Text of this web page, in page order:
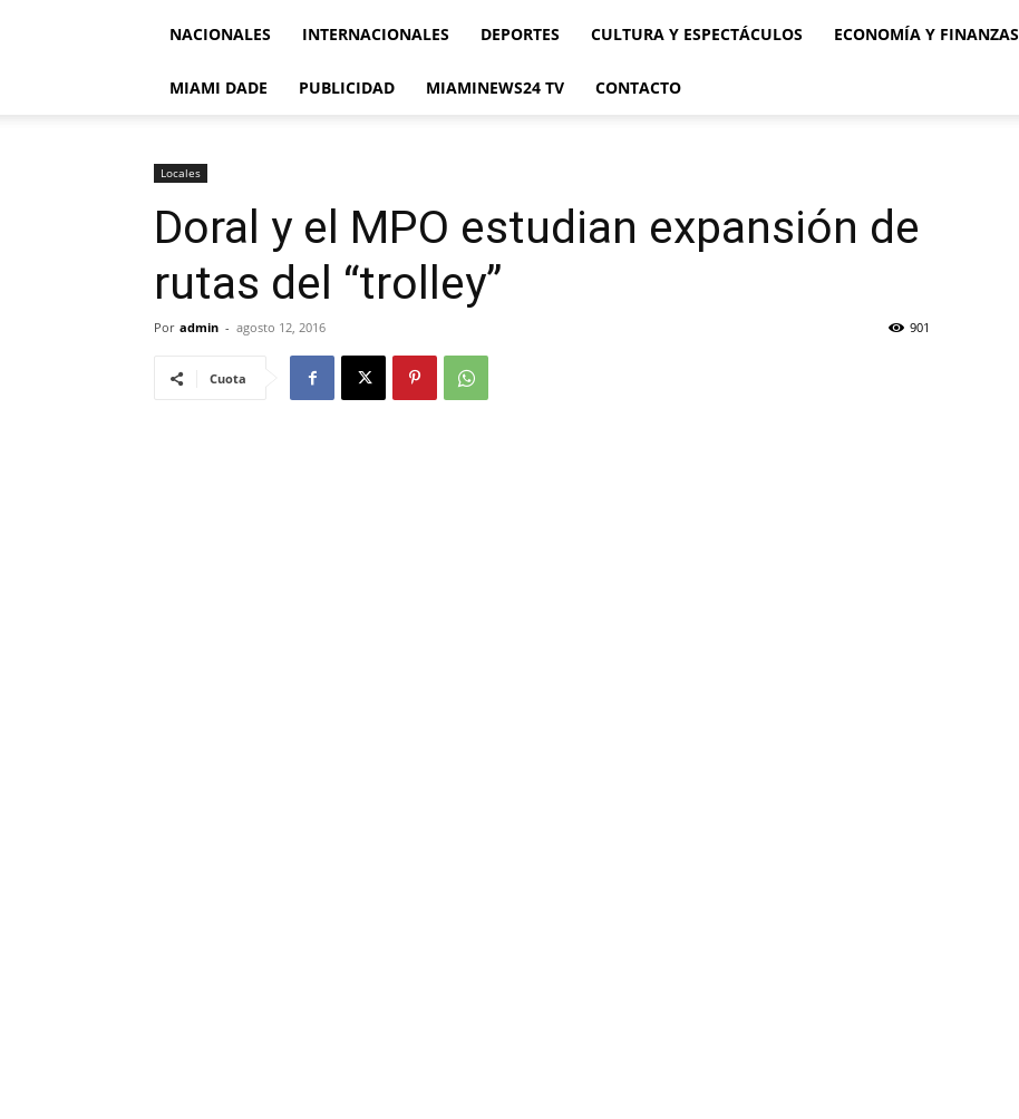
NACIONALES INTERNACIONALES DEPORTES CULTURA Y ESPECTÁCULOS ECONOMÍA Y FINANZAS
MIAMI DADE PUBLICIDAD MIAMINEWS24 TV CONTACTO
Locales
Doral y el MPO estudian expansión de
rutas del “trolley”
Por admin - agosto 12, 2016 901
Cuota